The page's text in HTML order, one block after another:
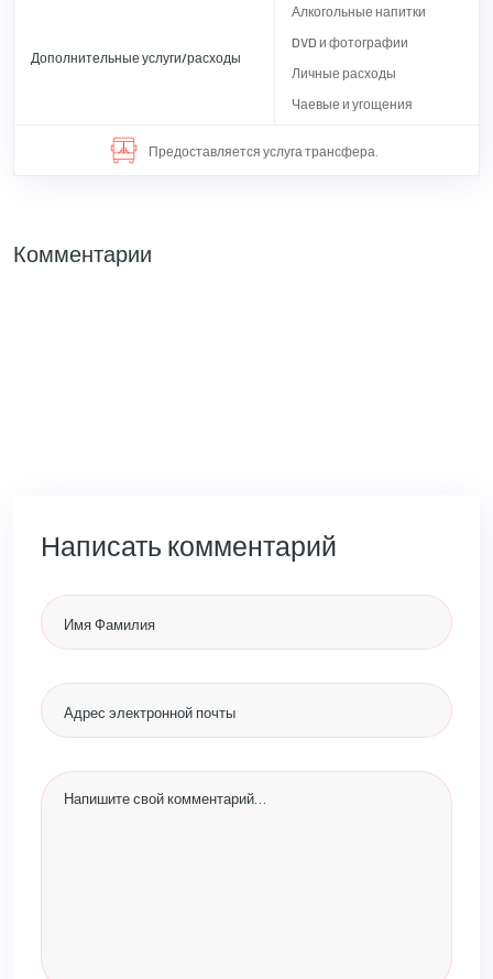
Дополнительные услуги/расходы
Алкогольные напитки
DVD и фотографии
Личные расходы
Чаевые и угощения
Предоставляется услуга трансфера.
Комментарии
Написать комментарий